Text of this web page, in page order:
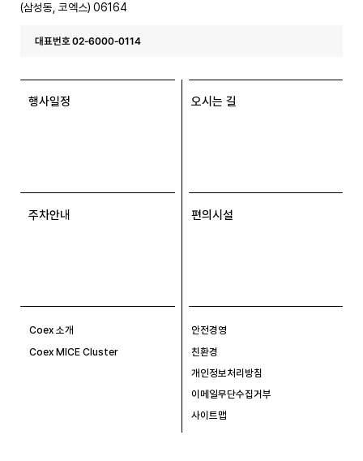
(삼성동, 코엑스) 06164
대표번호 02-6000-0114
행사일정 오시는 길
주차안내 편의시설
Coex 소개
Coex MICE Cluster
안전경영
친환경
개인정보처리방침
이메일무단수집거부
사이트맵